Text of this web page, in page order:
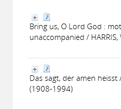
Bring us, O Lord God :
unaccompanied / HARRIS,
Das sagt, der amen heisst
(1908-1994)